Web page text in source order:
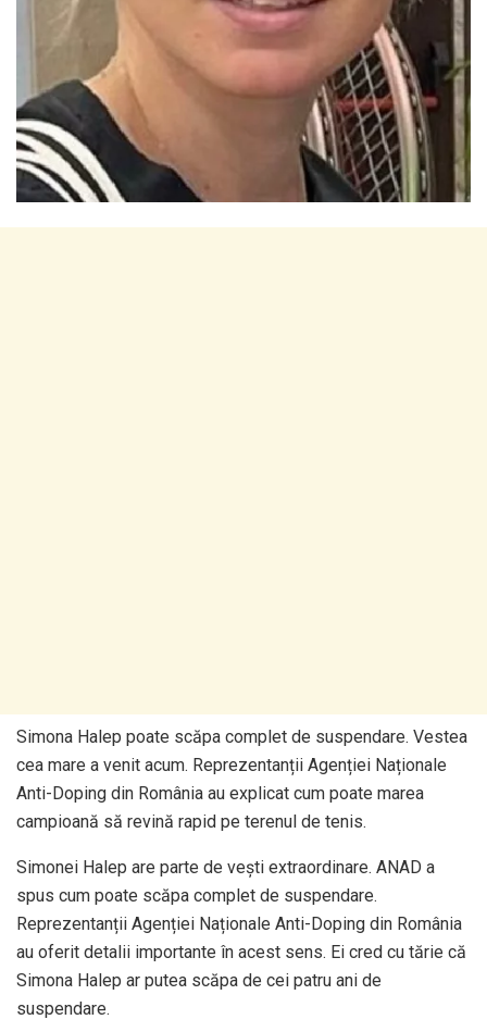
Simona Halep poate scăpa complet de suspendare. Vestea
cea mare a venit acum. Reprezentanții Agenției Naționale
Anti-Doping din România au explicat cum poate marea
campioană să revină rapid pe terenul de tenis.
Simonei Halep are parte de vești extraordinare. ANAD a
spus cum poate scăpa complet de suspendare.
Reprezentanții Agenției Naționale Anti-Doping din România
au oferit detalii importante în acest sens. Ei cred cu tărie că
Simona Halep ar putea scăpa de cei patru ani de
suspendare.